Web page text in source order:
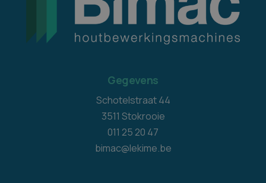
Gegevens
Schotelstraat 44
3511 Stokrooie
011 25 20 47
bimac@lekime.be